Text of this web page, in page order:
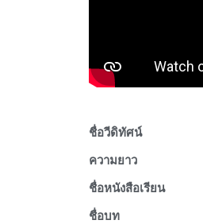
ชื่อวีดิทัศน์
ความยาว
ชื่อหนังสือเรียน
ชื่อบท